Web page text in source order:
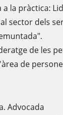
a la pràctica:
sector dels
de les
de
Advocada